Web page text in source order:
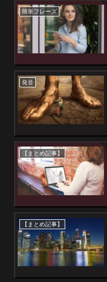
簡単フレーズ
発音
【まとめ記事】
【まとめ記事】